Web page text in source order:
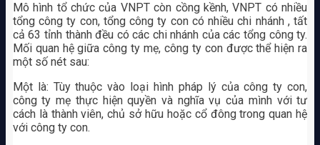
Mô hình tổ chức của VNPT còn cồng kềnh, VNPT có nhiều
tổng công ty con, tổng công ty con có nhiều chi nhánh , tất
cả 63 tỉnh thành đều có các chi nhánh của các tổng công ty.
Mối quan hệ giữa công ty mẹ, công ty con được thể hiện ra
một số nét sau:
Một là: Tùy thuộc vào loại hình pháp lý của công ty con,
công ty mẹ thực hiện quyền và nghĩa vụ của mình với tư
cách là thành viên, chủ sở hữu hoặc cổ đông trong quan hệ
với công ty con.